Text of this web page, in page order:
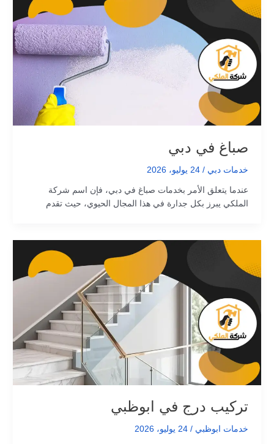
صباغ في دبي
خدمات دبي / 24 يوليو، 2026
عندما يتعلق الأمر بخدمات صباغ في دبي، فإن اسم شركة
الملكي يبرز بكل جدارة في هذا المجال الحيوي، حيث تقدم
تركيب درج في ابوظبي
خدمات ابوظبي / 24 يوليو، 2026